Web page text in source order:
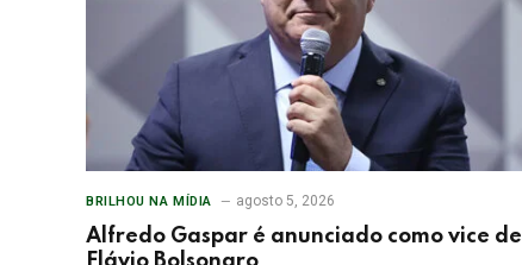
BRILHOU NA MÍDIA agosto 5, 2026
Alfredo Gaspar é anunciado como vice de